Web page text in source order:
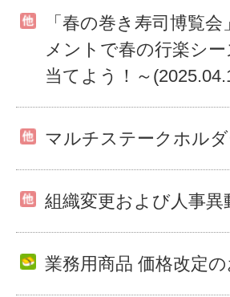
「春の巻き寿司博覧
メントで春の行楽シ
当てよう！～
マルチステークホル
組織変更および人事
業務用商品 価格改定